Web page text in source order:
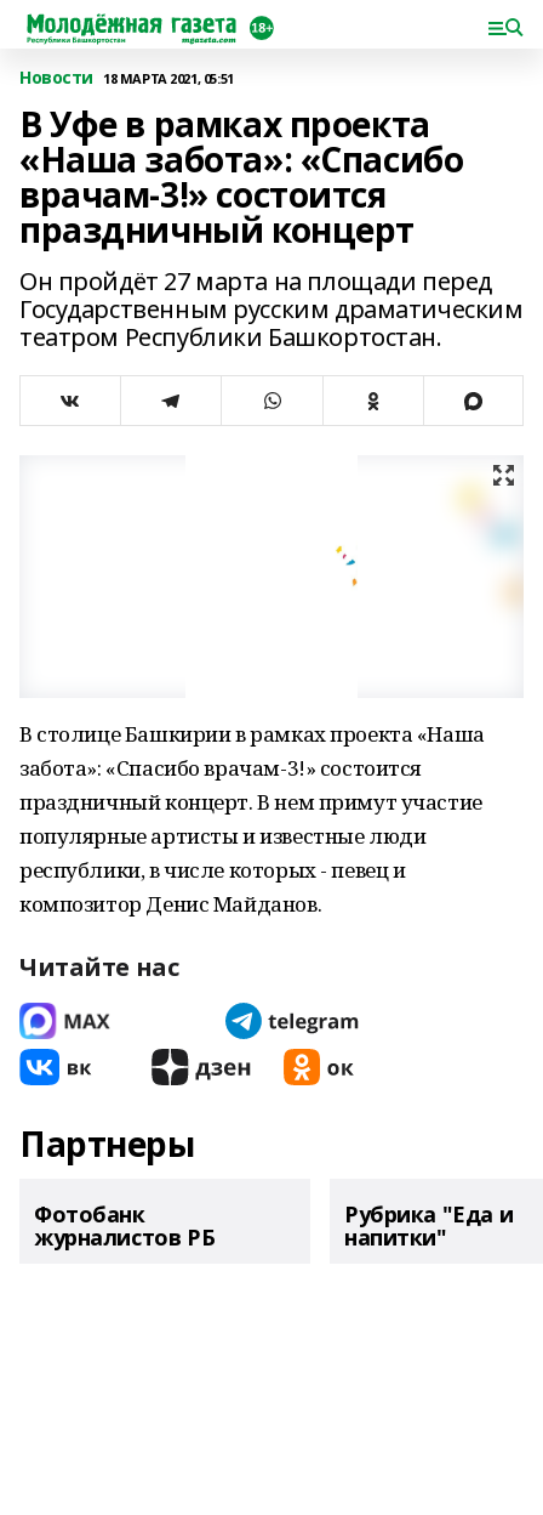
Новости 18 МАРТА 2021, 05:51
В Уфе в рамках проекта
«Наша забота»: «Спасибо
врачам-3!» состоится
праздничный концерт
Он пройдёт 27 марта на площади перед
Государственным русским драматическим
театром Республики Башкортостан.
В столице Башкирии в рамках проекта «Наша
забота»: «Спасибо врачам-3!» состоится
праздничный концерт. В нем примут участие
популярные артисты и известные люди
республики, в числе которых - певец и
композитор Денис Майданов.
Читайте нас
Партнеры
Фотобанк
журналистов РБ
Рубрика "Еда и
напитки"